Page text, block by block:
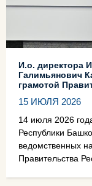
И.о. директора
Галимьянович
грамотой
15 ИЮЛЯ 2026
14 июля 2026
Республики
ведомственных
Правительства